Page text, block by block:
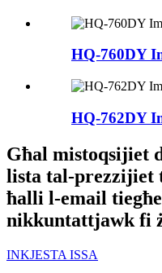
HQ-760DY
HQ-762DY
Għal mistoqsijiet
lista tal-prezzijiet
ħalli l-email
nikkuntattjawk fi
INKJESTA ISSA